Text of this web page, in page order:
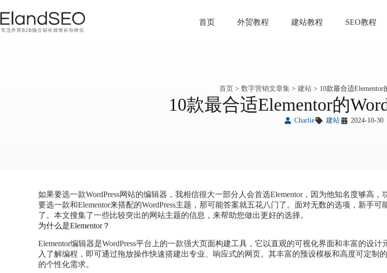
首页 外贸教程 建站教程 SEO教程
首页 > 数字营销文章集> 建站> 10款最合适Elementor
10款最合适Elementor的
Charlie 建站 2024-10-30
如果要选一款WordPress网站的编辑器，我相信很大一部分人会首选Elementor，因为他知名度够高，
要选一款和Elementor来搭配的WordPress主题，那可能答案就五花八门了。面对无数的选项，新手可
了。本文搜集了一些比较突出的网站主题的信息，来帮助您做出更好的选择。
为什么是Elementor？
Elementor编辑器是WordPress平台上的一款强大页面构建工具，它以直观的可视化界面和丰富的设计
入了解编程，即可通过拖放操作快速搭建出专业、响应式的网页。其丰富的预设模板和高度可定制
的个性化需求。